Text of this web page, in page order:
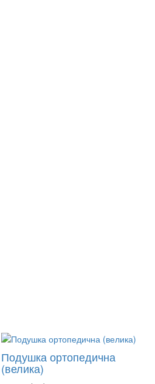
Подушка ортопедична
(велика)